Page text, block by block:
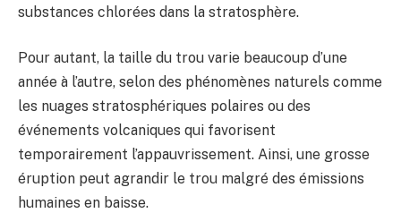
substances chlorées dans la stratosphère.
Pour autant, la taille du trou varie beaucoup d’une
année à l’autre, selon des phénomènes naturels comme
les nuages stratosphériques polaires ou des
événements volcaniques qui favorisent
temporairement l’appauvrissement. Ainsi, une grosse
éruption peut agrandir le trou malgré des émissions
humaines en baisse.